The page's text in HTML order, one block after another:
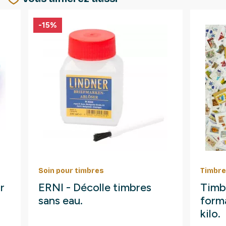
Soin pour timbres
ERNI - Décolle timbres
sans eau.
-15%
kilo.